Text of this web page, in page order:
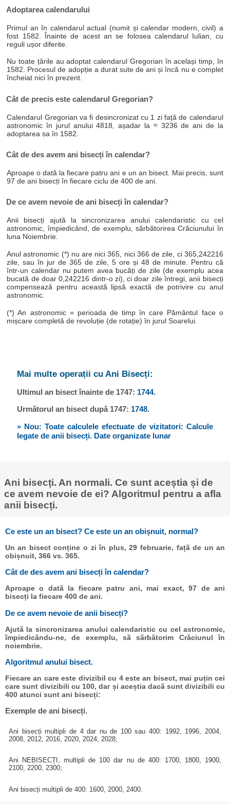
Adoptarea calendarului
Primul an în calendarul actual (numit și calendar modern, civil) a
fost 1582. Înainte de acest an se folosea calendarul Iulian, cu
reguli ușor diferite.
Nu toate țările au adoptat calendarul Gregorian în același timp, în
1582. Procesul de adopție a durat sute de ani și încă nu e complet
încheiat nici în prezent.
Cât de precis este calendarul Gregorian?
Calendarul Gregorian va fi desincronizat cu 1 zi față de calendarul
astronomic în jurul anului 4818, așadar la ≈ 3236 de ani de la
adoptarea sa în 1582.
Cât de des avem ani bisecți în calendar?
Aproape o dată la fiecare patru ani e un an bisect. Mai precis, sunt
97 de ani bisecți în fiecare ciclu de 400 de ani.
De ce avem nevoie de ani bisecți în calendar?
Anii bisecți ajută la sincronizarea anului calendaristic cu cel
astronomic, împiedicând, de exemplu, sărbătorirea Crăciunului în
luna Noiembrie.
Anul astronomic (*) nu are nici 365, nici 366 de zile, ci 365,242216
zile, sau în jur de 365 de zile, 5 ore și 48 de minute. Pentru că
într-un calendar nu putem avea bucăți de zile (de exemplu acea
bucată de doar 0,242216 dintr-o zi), ci doar zile întregi, anii bisecți
compensează pentru această lipsă exactă de potrivire cu anul
astronomic.
(*) An astronomic = perioada de timp în care Pământul face o
mișcare completă de revoluție (de rotație) în jurul Soarelui.
Mai multe operații cu Ani Bisecți:
Ultimul an bisect înainte de 1747: 1744.
Următorul an bisect după 1747: 1748.
» Nou: Toate calculele efectuate de vizitatori: Calcule
legate de anii bisecți. Date organizate lunar
Ani bisecți. An normali. Ce sunt aceștia și de
ce avem nevoie de ei? Algoritmul pentru a afla
anii bisecți.
Ce este un an bisect? Ce este un an obișnuit, normal?
Un an bisect conține o zi în plus, 29 februarie, față de un an
obișnuit, 366 vs. 365.
Cât de des avem ani bisecți în calendar?
Aproape o dată la fiecare patru ani, mai exact, 97 de ani
bisecți la fiecare 400 de ani.
De ce avem nevoie de anii bisecți?
Ajută la sincronizarea anului calendaristic cu cel astronomic,
împiedicăndu-ne, de exemplu, să sărbătorim Crăciunul în
noiembrie.
Algoritmul anului bisect.
Fiecare an care este divizibil cu 4 este an bisect, mai puțin cei
care sunt divizibili cu 100, dar și aceștia dacă sunt divizibili cu
400 atunci sunt ani bisecți:
Exemple de ani bisecți.
Ani bisecți multipli de 4 dar nu de 100 sau 400: 1992, 1996, 2004,
2008, 2012, 2016, 2020, 2024, 2028;
Ani NEBISECȚI, multipli de 100 dar nu de 400: 1700, 1800, 1900,
2100, 2200, 2300;
Ani bisecți multipli de 400: 1600, 2000, 2400.